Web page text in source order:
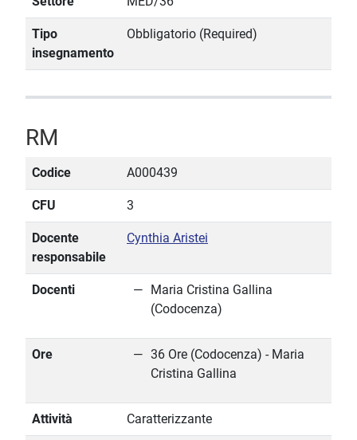
Tipo
insegnamento
Obbligatorio (Required)
RM
Codice A000439
CFU 3
Docente
responsabile
Cynthia Aristei
Docenti
Maria Cristina Gallina
(Codocenza)
Ore
36 Ore (Codocenza) - Maria
Cristina Gallina
Attività Caratterizzante